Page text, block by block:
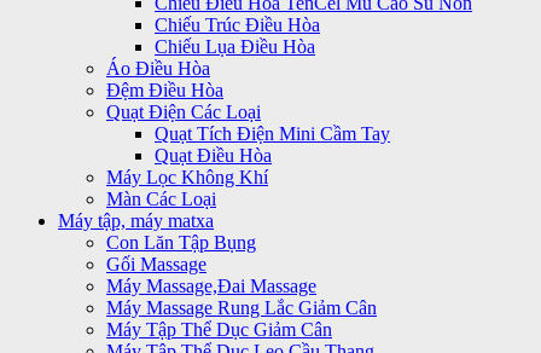
Chiếu Trúc Điều Hòa
Chiếu Lụa Điều Hòa
Áo Điều Hòa
Đệm Điều Hòa
Quạt Điện Các Loại
Quạt Tích Điện Mini Cầm Tay
Quạt Điều Hòa
Máy Lọc Không Khí
Màn Các Loại
Máy tập, máy matxa
Con Lăn Tập Bụng
Gối Massage
Máy Massage,Đai Massage
Máy Massage Rung Lắc Giảm Cân
Máy Tập Thể Dục Giảm Cân